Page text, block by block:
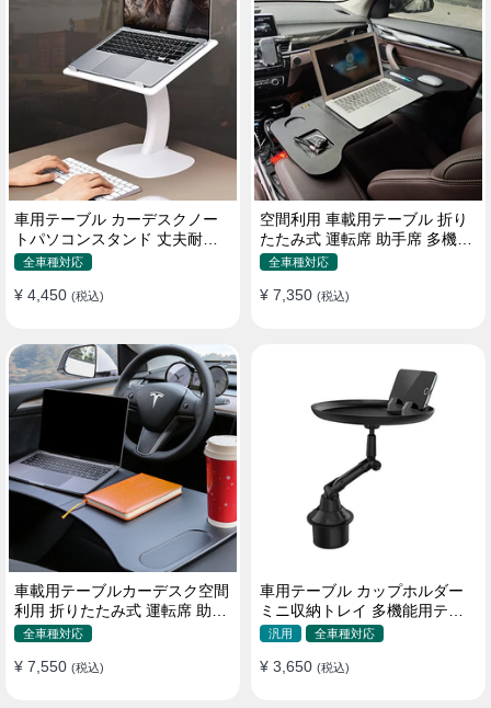
車用テーブル カーデスクノー
トパソコンスタンド 丈夫耐用
調整可能 車内車外 多機能用
全車種対応
¥ 4,450 (税込)
空間利用 車載用テーブル 折り
たたみ式 運転席 助手席 多機能
パソコン 食事 書き込み
全車種対応
¥ 7,350 (税込)
車載用テーブルカーデスク空間
利用 折りたたみ式 運転席 助手
席 多機能 滑り止め 安定
全車種対応
¥ 7,550 (税込)
車用テーブル カップホルダー
ミニ収納トレイ 多機能用テー
ブル 食事 物置き用 高品質
汎用 全車種対応
¥ 3,650 (税込)